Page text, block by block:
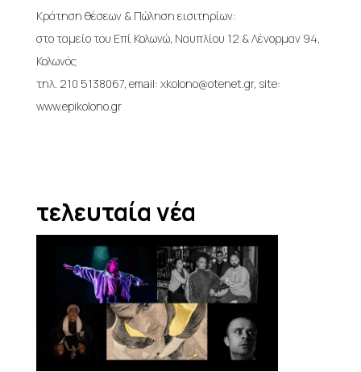
Κράτηση θέσεων & Πώληση εισιτηρίων:
στο ταμείο του Επί Κολωνώ, Ναυπλίου 12 & Λένορμαν 94,
Κολωνός
τηλ. 210 5138067, email: xkolono@otenet.gr, site:
www.epikolono.gr
τελευταία νέα